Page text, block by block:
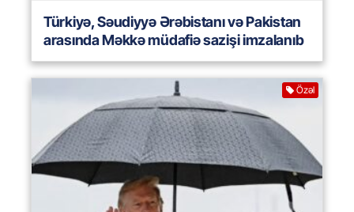
Türkiyə, Səudiyyə Ərəbistanı və Pakistan
arasında Məkkə müdafiə sazişi imzalanıb
Özəl